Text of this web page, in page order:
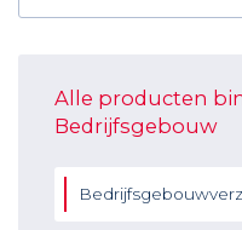
Alle producten
Bedrijfsgebouw